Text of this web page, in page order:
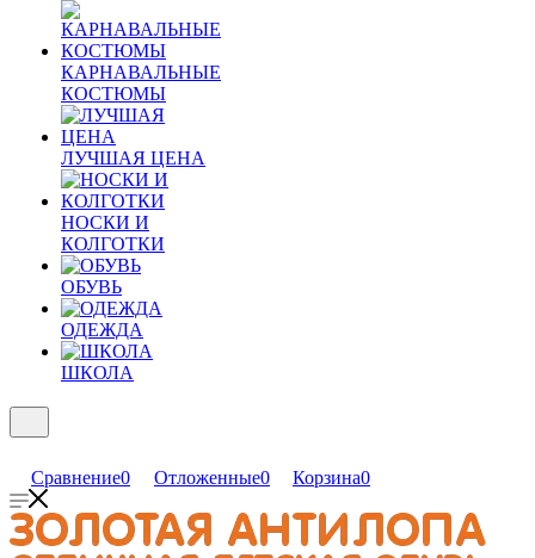
КАРНАВАЛЬНЫЕ
КОСТЮМЫ
ЛУЧШАЯ ЦЕНА
НОСКИ И
КОЛГОТКИ
ОБУВЬ
ОДЕЖДА
ШКОЛА
Сравнение0 Отложенные0 Корзина0